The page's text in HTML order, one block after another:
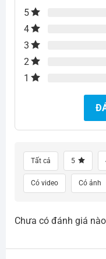
5
4
3
2
1
Tất cả 5
Có video Có ảnh
Chưa có đánh giá